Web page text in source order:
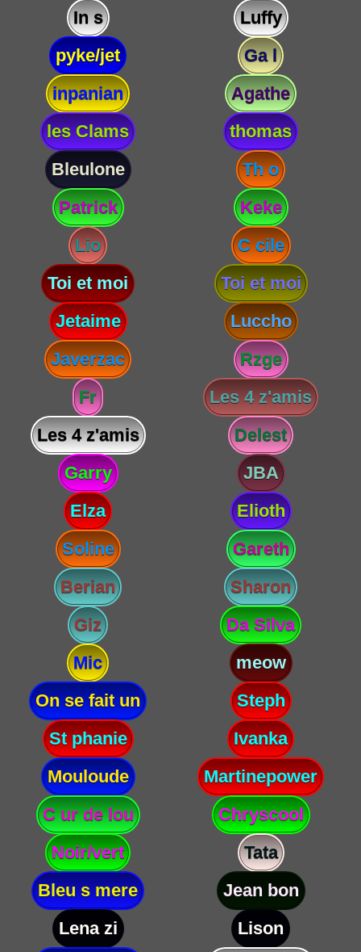
In s
Luffy
pyke/jet
Ga l
inpanian
Agathe
les Clams
thomas
Bleulone
Th o
Patrick
Keke
Lio
C cile
Toi et moi
Toi et moi
Jetaime
Luccho
Javerzac
Rzge
Fr
Les 4 z'amis
Les 4 z'amis
Delest
Garry
JBA
Elza
Elioth
Soline
Gareth
Berian
Sharon
Giz
Da Silva
Mic
meow
On se fait un
Steph
St phanie
Ivanka
Mouloude
Martinepower
C ur de lou
Chryscool
Noir/vert
Tata
Bleu s mere
Jean bon
Lena zi
Lison